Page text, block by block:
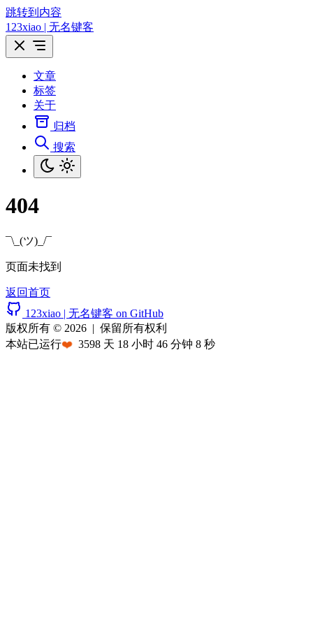
跳转到内容
123xiao | 无名键客
文章
标签
关于
归档
搜索
404
¯\_(ツ)_/¯
页面未找到
返回首页
123xiao | 无名键客 on GitHub
版权所有 © 2026 | 保留所有权利
本站已运行❤️ 3598 天 18 小时 46 分钟 8 秒